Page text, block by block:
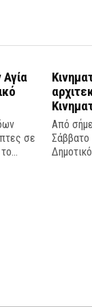
Αγία
σε
Από
Σάββατο